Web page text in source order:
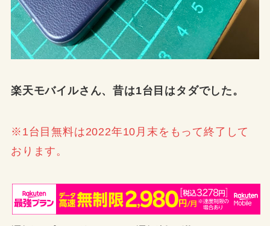
楽天モバイルさん、昔は1台目はタダでした。
※1台目無料は2022年10月末をもって終了して
おります。